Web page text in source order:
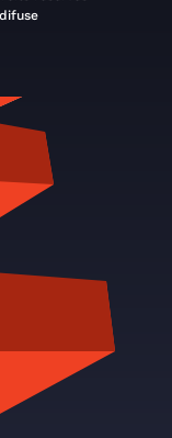
difuse